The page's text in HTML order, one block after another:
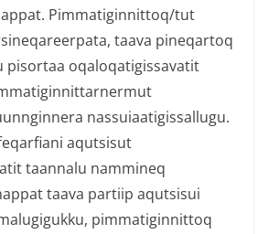
Pimmatiginnittoq/tut
taava pineqartoq
pisortaa oqaloqatigissavatit
nassuiaatigissallugu.
aqutsisut
taannalu nammineq
taava partiip aqutsisui
pimmatiginnittoq